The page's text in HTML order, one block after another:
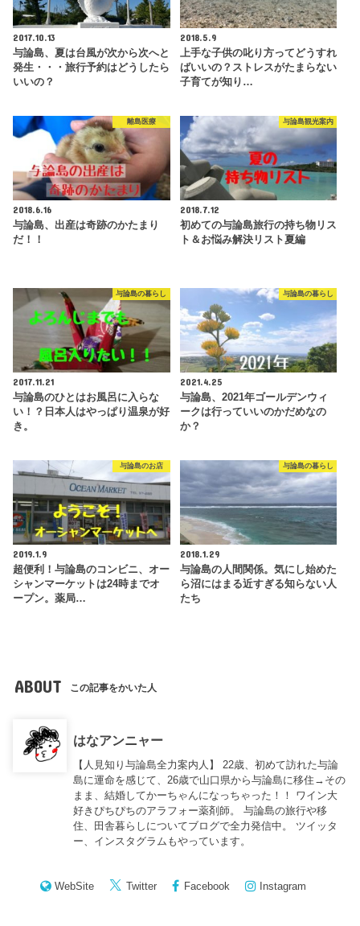
2017.10.13
与論島、夏は台風が次から次へと
発生・・・旅行予約はどうしたら
いいの？
2018.5.9
上手な子供の叱り方ってどうすれ
ばいいの？ストレスがたまらない
子育てが知り…
離島医療
2018.6.16
与論島、出産は奇跡のかたまり
だ！！
与論島観光案内
2018.7.12
初めての与論島旅行の持ち物リス
ト＆お悩み解決リスト夏編
与論島の暮らし
2017.11.21
与論島のひとはお風呂に入らな
い！？日本人はやっぱり温泉が好
き。
与論島の暮らし
2021.4.25
与論島、2021年ゴールデンウィ
ークは行っていいのかだめなの
か？
与論島のお店
2019.1.9
超便利！与論島のコンビニ、オー
シャンマーケットは24時までオ
ープン。薬局…
与論島の暮らし
2018.1.29
与論島の人間関係。気にし始めた
ら沼にはまる近すぎる知らない人
たち
ABOUT この記事をかいた人
はなアンニャー
【人見知り与論島全力案内人】 22歳、初めて訪れた与論
島に運命を感じて、26歳で山口県から与論島に移住→その
まま、結婚してかーちゃんになっちゃった！！ ワイン大
好きぴちぴちのアラフォー薬剤師。 与論島の旅行や移
住、田舎暮らしについてブログで全力発信中。 ツイッタ
ー、インスタグラムもやっています。
WebSite Twitter Facebook Instagram